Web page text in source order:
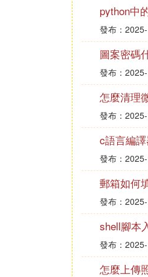
python中
發布：
圖案密碼
發布：
怎麼清理
發布：
c語言編
發布：
郵箱如何
發布：
shell腳本
發布：
怎麼上傳